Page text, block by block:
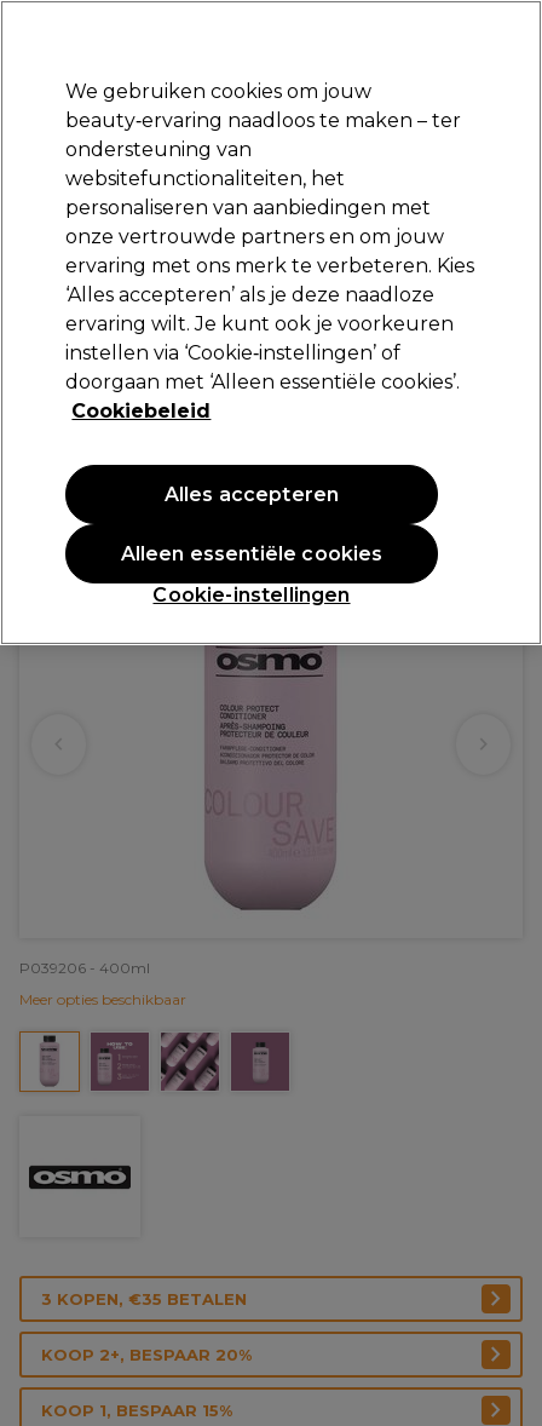
Aanmelden
Merken Deals Haar Elektra
Volgende dag geleverd*
Na verzending, maandag t/m vrijdag
Osmo Colour Save
Kleurverzorgingsconditioner 400ml
(0
PROMOTIE
P039206 - 400ml
Meer opties beschikbaar
3 KOPEN, €35 BETALEN
KOOP 2+, BESPAAR 20%
KOOP 1, BESPAAR 15%
We gebruiken cookies om jouw
beauty‑ervaring naadloos te maken – ter
ondersteuning van
websitefunctionaliteiten, het
personaliseren van aanbiedingen met
onze vertrouwde partners en om jouw
ervaring met ons merk te verbeteren. Kies
‘Alles accepteren’ als je deze naadloze
ervaring wilt. Je kunt ook je voorkeuren
instellen via ‘Cookie‑instellingen’ of
doorgaan met ‘Alleen essentiële cookies’.
Cookiebeleid
Cookie-instellingen
Alleen essentiële cookies
Alles accepteren